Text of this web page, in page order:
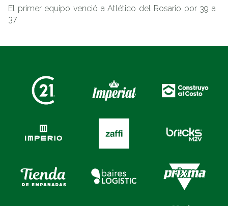
El primer equipo venció a Atlético del Rosario por 39 a
37